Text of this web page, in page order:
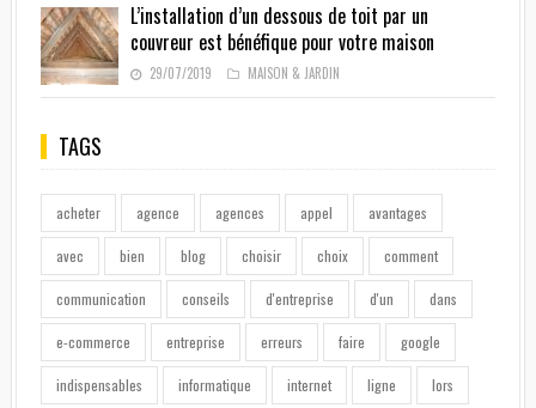
L’installation d’un dessous de toit par un
couvreur est bénéfique pour votre maison
29/07/2019 MAISON & JARDIN
TAGS
acheter agence agences appel avantages
avec bien blog choisir choix comment
communication conseils d'entreprise d'un dans
e-commerce entreprise erreurs faire google
indispensables informatique internet ligne lors